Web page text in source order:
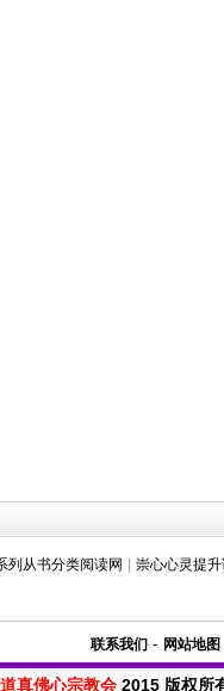
列从书分类阅读网 崇心心灵提升
联系我们- 网站地图
真佛心宗教会 2015 版权所